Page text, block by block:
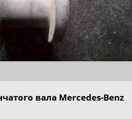
вала Mercedes-Benz